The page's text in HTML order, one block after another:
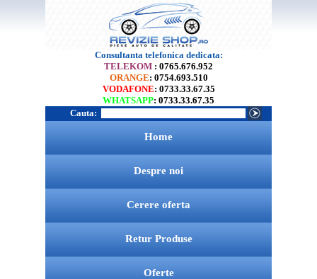
Consultanta telefonica dedicata:
TELEKOM : 0765.676.952
ORANGE: 0754.693.510
VODAFONE: 0733.33.67.35
WHATSAPP: 0733.33.67.35
Cauta:
Home
Despre noi
Cerere oferta
Retur Produse
Oferte